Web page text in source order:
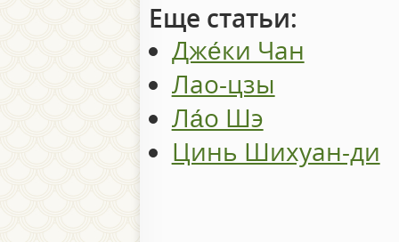
Еще статьи:
Дже́ки Чан
Лао-цзы
Ла́о Шэ
Цинь Шихуан-ди